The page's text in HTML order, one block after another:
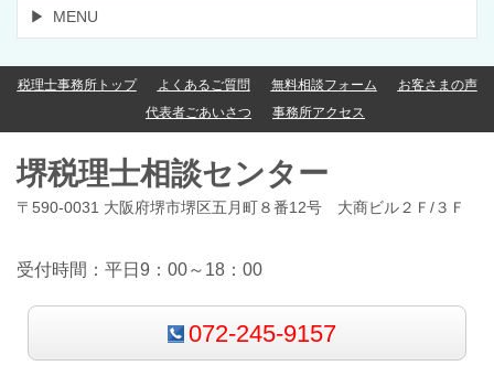
MENU
税理士事務所トップ よくあるご質問 無料相談フォーム
お客さまの声
代表者ごあいさつ
事務所アクセス
堺税理士相談センター
〒590-0031 大阪府堺市堺区五月町８番12号 大商ビル２Ｆ/３Ｆ
受付時間：平日9：00～18：00
072-245-9157